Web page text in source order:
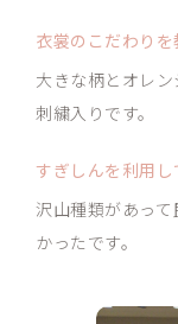
衣裳のこだわりを
大きな柄とオレ
刺繍入りです。
すぎしんを利用
沢山種類があっ
かったです。